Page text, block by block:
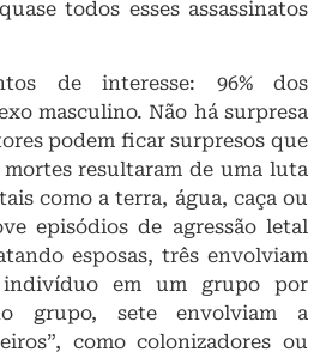
todos esses assassinatos
de interesse: 96% dos
masculino. Não há surpresa
podem ficar surpresos que
mortes resultaram de uma luta
como a terra, água, caça ou
episódios de agressão letal
esposas, três envolviam
indivíduo em um grupo por
grupo, sete envolviam a
como colonizadores ou